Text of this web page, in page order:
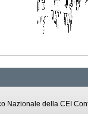
Nazionale della CEI